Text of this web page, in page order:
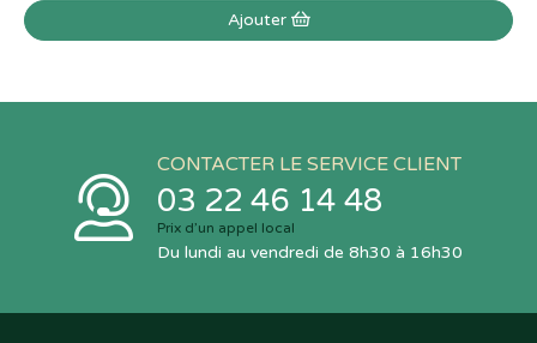
Ajouter
CONTACTER LE SERVICE CLIENT
03 22 46 14 48
Prix d’un appel local
Du lundi au vendredi de 8h30 à 16h30